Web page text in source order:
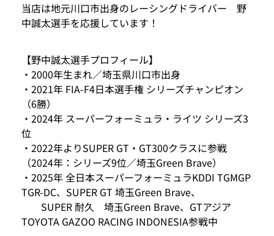
当店は地元川口市出身のレーシングドライバー 野
中誠太選手を応援しています！
【野中誠太選手プロフィール】
・2000年生まれ／埼玉県川口市出身
・2021年 FIA-F4日本選手権 シリーズチャンピオン
（6勝）
・2024年 スーパーフォーミュラ・ライツ シリーズ3
位
・2022年よりSUPER GT・GT300クラスに参戦
（2024年：シリーズ9位／埼玉Green Brave）
・2025年 全日本スーパーフォーミュラKDDI TGMGP
TGR-DC、SUPER GT 埼玉Green Brave、
SUPER 耐久 埼玉Green Brave、GTアジア
TOYOTA GAZOO RACING INDONESIA参戦中